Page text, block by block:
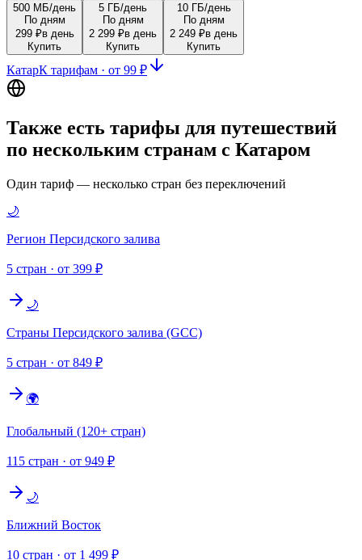
500 МБ/день
По дням
299 ₽в день
Купить
5 ГБ/день
По дням
2 299 ₽в день
Купить
10 ГБ/день
По дням
2 249 ₽в день
Купить
КатарК тарифам · от 99 ₽
Также есть тарифы для путешествий
по нескольким странам с Катаром
Один тариф — несколько стран без переключений
🌙
Регион Персидского залива
5 стран · от 399 ₽
🌙
Страны Персидского залива (GCC)
5 стран · от 849 ₽
🌍
Глобальный (120+ стран)
115 стран · от 949 ₽
🌙
Ближний Восток
10 стран · от 1 499 ₽